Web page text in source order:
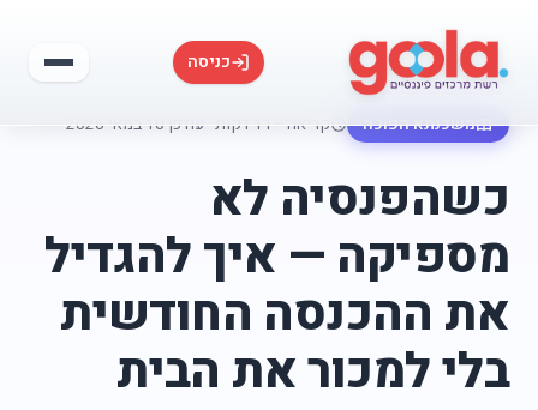
כניסה
משכנתא הפוכה קריאה ~11 דקות עודכן 10 במאי 2026
כשהפנסיה לא
מספיקה — איך להגדיל
את ההכנסה החודשית
בלי למכור את הבית